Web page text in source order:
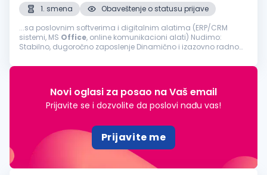
1. smena
Obaveštenje o statusu prijave
...sa poslovnim softverima i digitalnim alatima (ERP/CRM
sistemi, MS Office, online komunikacioni alati) Nudimo:
Stabilno, dugoročno zaposlenje Dinamično i izazovno radno
profesionalnog i ličnog...
Novi oglasi za posao na Vaš email
Prijavite se i dozvolite da poslovi nađu vas!
Prijavite me